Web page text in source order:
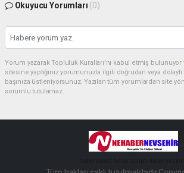
Okuyucu Yorumları (0)
Yorum yazarak Topluluk Kuralları’nı kabul etmiş
sitesine yaptığınız yorumunuzla ilgili doğrudan veya
başınıza üstleniyorsunuz. Yazılan tüm yorumlardan site
sorumlu tutulamaz.